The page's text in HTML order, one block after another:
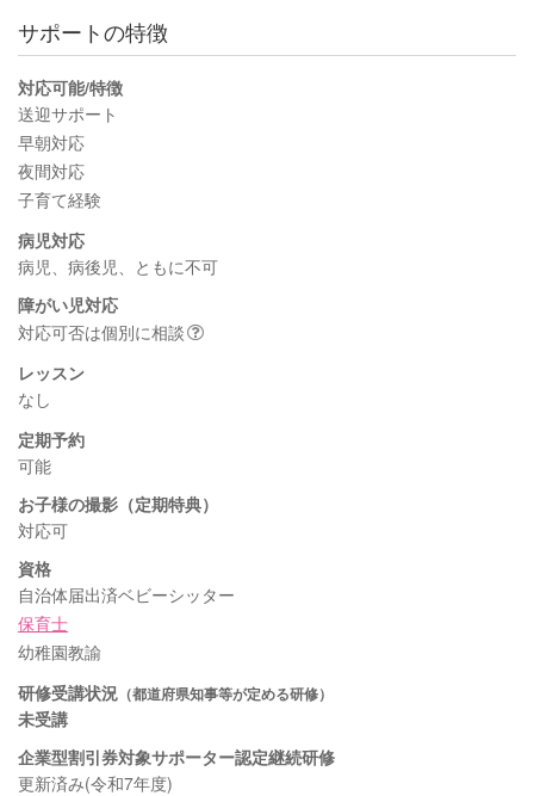
サポートの特徴
対応可能/特徴
送迎サポート
早朝対応
夜間対応
子育て経験
病児対応
病児、病後児、ともに不可
障がい児対応
対応可否は個別に相談
レッスン
なし
定期予約
可能
お子様の撮影（定期特典）
対応可
資格
自治体届出済ベビーシッター
保育士
幼稚園教諭
研修受講状況 （都道府県知事等が定める研修）
未受講
企業型割引券対象サポーター認定継続研修
更新済み(令和7年度)